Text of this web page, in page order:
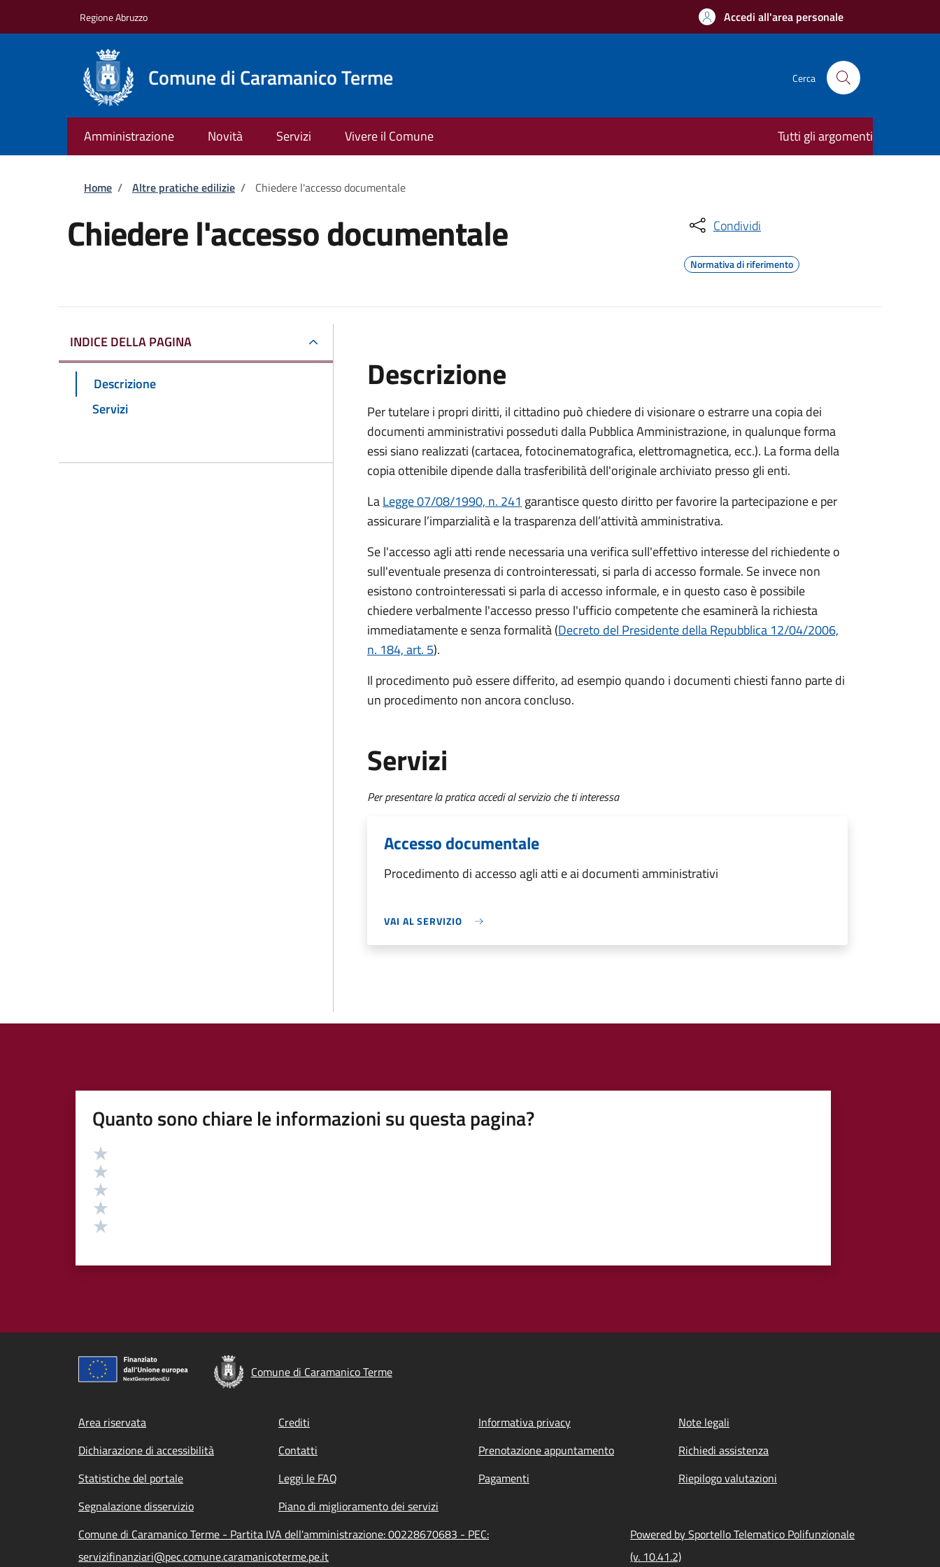
Regione Abruzzo Accedi all'area personale
Comune di Caramanico Terme Cerca
Amministrazione Novità Servizi Vivere il Comune Tutti gli argomenti
Briciole di pane
Home / Altre pratiche edilizie / Chiedere l'accesso documentale
Chiedere l'accesso documentale Condividi
Normativa di riferimento
INDICE DELLA PAGINA
Descrizione
Servizi
Descrizione
Per tutelare i propri diritti, il cittadino può chiedere di visionare o estrarre una copia dei
documenti amministrativi posseduti dalla Pubblica Amministrazione, in qualunque forma
essi siano realizzati (cartacea, fotocinematografica, elettromagnetica, ecc.). La forma della
copia ottenibile dipende dalla trasferibilità dell'originale archiviato presso gli enti.
LaLegge 07/08/1990, n. 241 garantisce questo diritto per favorire la partecipazione e per
assicurare l’imparzialità e la trasparenza dell’attività amministrativa.
Se l'accesso agli atti rende necessaria una verifica sull'effettivo interesse del richiedente o
sull'eventuale presenza di controinteressati, si parla di accesso formale. Se invece non
esistono controinteressati si parla di accesso informale, e in questo caso è possibile
chiedere verbalmente l'accesso presso l'ufficio competente che esaminerà la richiesta
immediatamente e senza formalità (Decreto del Presidente della Repubblica 12/04/2006,
n. 184, art. 5).
Il procedimento può essere differito, ad esempio quando i documenti chiesti fanno parte di
un procedimento non ancora concluso.
Servizi
Per presentare la pratica accedi al servizio che ti interessa
Accesso documentale
Procedimento di accesso agli atti e ai documenti amministrativi
VAI AL SERVIZIO
Quanto sono chiare le informazioni su questa pagina?
Valutazione
Comune di Caramanico Terme
Footer menu
Area riservata Crediti Informativa privacy
Note legali
Dichiarazione di accessibilità
Contatti Prenotazione appuntamento
Richiedi assistenza
Statistiche del portale
Leggi le FAQ Pagamenti
Riepilogo valutazioni
Segnalazione disservizio
Piano di miglioramento dei servizi
Comune di Caramanico Terme - Partita IVA dell'amministrazione: 00228670683 - PEC:
servizifinanziari@pec.comune.caramanicoterme.pe.it
Powered by Sportello Telematico Polifunzionale
(v. 10.41.2)